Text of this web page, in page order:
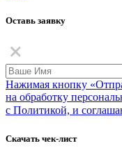
Оставь заявку
Нажимая кнопку
на обработку
с Политикой, и
Скачать чек-лист